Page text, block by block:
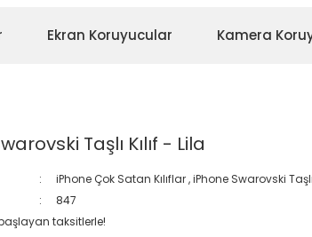
Ekran Koruyucular Kamera
Taşlı Kılıf - Lila
iPhone Çok Satan Kılıflar,iPhone Swarovski Taşlı
847
taksitlerle!